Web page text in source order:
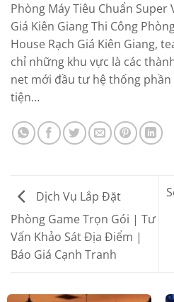
Phòng Máy Tiêu Chuẩn Super
Giá Kiên Giang Thi Công
House Rạch Giá Kiên Giang,
chỉ những khu vực là các
net mới đầu tư hệ thống phần
tiện…
Dịch Vụ Lắp Đặt
Phòng Game Trọn Gói | Tư
Vấn Khảo Sát Địa Điểm |
Báo Giá Cạnh Tranh